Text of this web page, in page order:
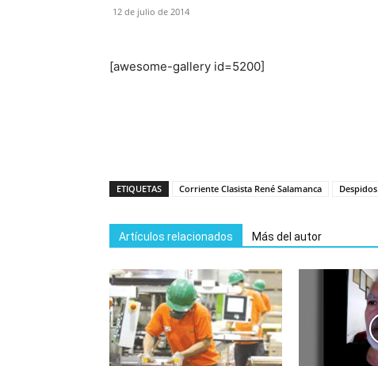
12 de julio de 2014
[awesome-gallery id=5200]
ETIQUETAS Corriente Clasista René Salamanca Despidos
Artículos relacionados Más del autor